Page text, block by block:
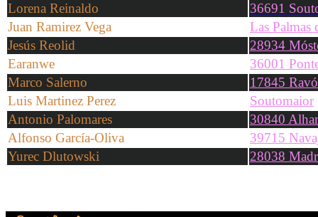
Lorena Reinaldo
36691
Juan Ramirez Vega
Las Palmas
Jesús Reolid
28934
Earanwe
36001
Marco Salerno
17845
Luis Martinez Perez
Soutomaior
Antonio Palomares
30840
Alfonso García-Oliva
39715
Yurec Dlutowski
28038